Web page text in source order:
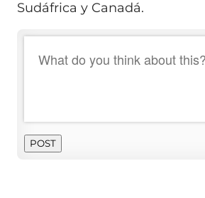
Sudáfrica y Canadá.
POST